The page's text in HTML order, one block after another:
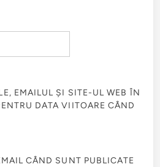
EMAILUL ȘI SITE-UL WEB ÎN
DATA VIITOARE CÂND
CÂND SUNT PUBLICATE